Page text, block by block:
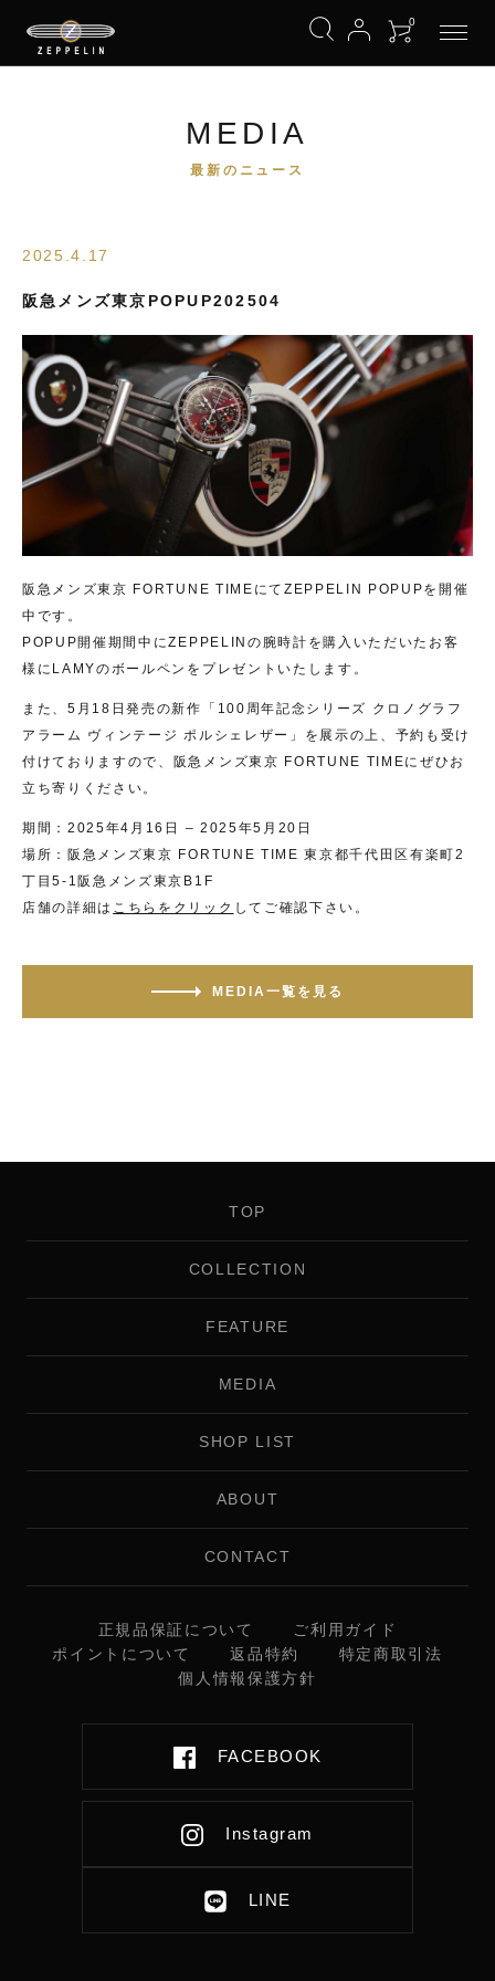
0
MEDIA
最新のニュース
2025.4.17
阪急メンズ東京POPUP202504
阪急メンズ東京 FORTUNE TIMEにてZEPPELIN POPUPを開催
中です。
POPUP開催期間中にZEPPELINの腕時計を購入いただいたお客
様にLAMYのボールペンをプレゼントいたします。
また、5月18日発売の新作「100周年記念シリーズ クロノグラフ
アラーム ヴィンテージ ポルシェレザー」を展示の上、予約も受け
付けておりますので、阪急メンズ東京 FORTUNE TIMEにぜひお
立ち寄りください。
期間：2025年4月16日 – 2025年5月20日
場所：阪急メンズ東京 FORTUNE TIME 東京都千代田区有楽町2
丁目5-1阪急メンズ東京B1F
店舗の詳細は こちらをクリック してご確認下さい。
MEDIA一覧を見る
TOP
COLLECTION
FEATURE
MEDIA
SHOP LIST
ABOUT
CONTACT
正規品保証について
ご利用ガイド
ポイントについて
返品特約
特定商取引法
個人情報保護方針
FACEBOOK
Instagram
LINE